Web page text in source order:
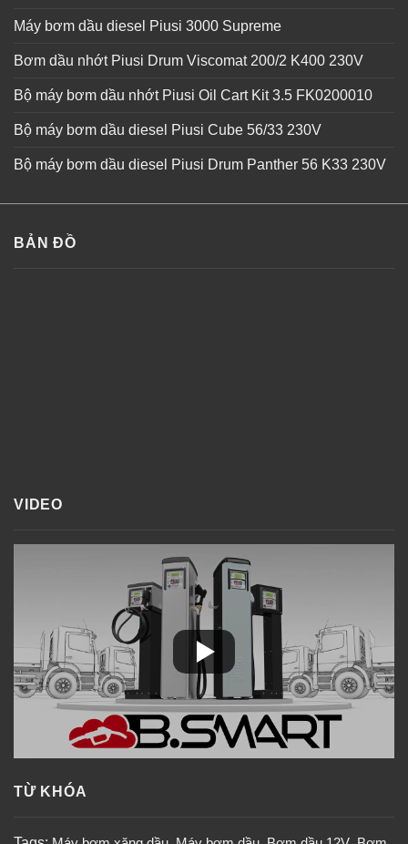
Máy bơm dầu diesel Piusi 3000 Supreme
Bơm dầu nhớt Piusi Drum Viscomat 200/2 K400 230V
Bộ máy bơm dầu nhớt Piusi Oil Cart Kit 3.5 FK0200010
Bộ máy bơm dầu diesel Piusi Cube 56/33 230V
Bộ máy bơm dầu diesel Piusi Drum Panther 56 K33 230V
BẢN ĐỒ
VIDEO
TỪ KHÓA